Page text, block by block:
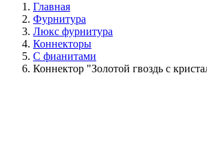
Главная
Фурнитура
Люкс фурнитура
Коннекторы
С фианитами
Коннектор "Золотой гвоздь с